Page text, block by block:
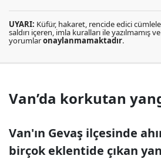
UYARI: Küfür, hakaret, rencide edici
saldırı içeren, imla kuralları ile yazılmamış
yorumlaronaylanmamaktadır.
Van’da korkutan
Van'ın Gevaş ilçesinde
birçok eklentide çıkan